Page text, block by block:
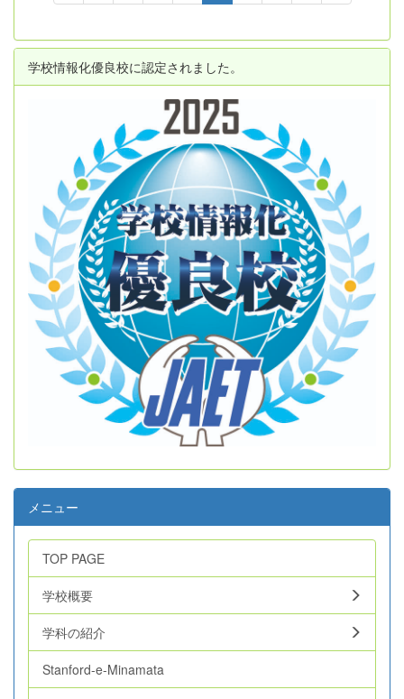
学校情報化優良校に認定されました。
メニュー
TOP PAGE
学校概要
学科の紹介
Stanford-e-Minamata